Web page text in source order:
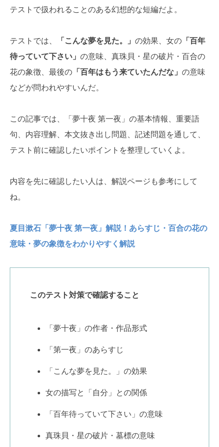
テストで扱われることのある幻想的な短編だよ。
テストでは、 「こんな夢を見た。」 の効果、女の 「百年
待っていて下さい」 の意味、真珠貝・星の破片・百合の
花の象徴、最後の 「百年はもう来ていたんだな」 の意味
などが問われやすいんだ。
この記事では、「夢十夜 第一夜」の基本情報、重要語
句、内容理解、本文抜き出し問題、記述問題を通して、
テスト前に確認したいポイントを整理していくよ。
内容を先に確認したい人は、解説ページも参考にして
ね。
夏目漱石「夢十夜 第一夜」解説！あらすじ・百合の花の
意味・夢の象徴をわかりやすく解説
このテスト対策で確認すること
「夢十夜」の作者・作品形式
「第一夜」のあらすじ
「こんな夢を見た。」の効果
女の描写と「自分」との関係
「百年待っていて下さい」の意味
真珠貝・星の破片・墓標の意味